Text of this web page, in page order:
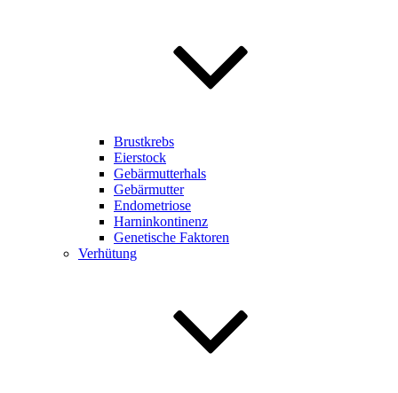
Brustkrebs
Eierstock
Gebärmutterhals
Gebärmutter
Endometriose
Harninkontinenz
Genetische Faktoren
Verhütung